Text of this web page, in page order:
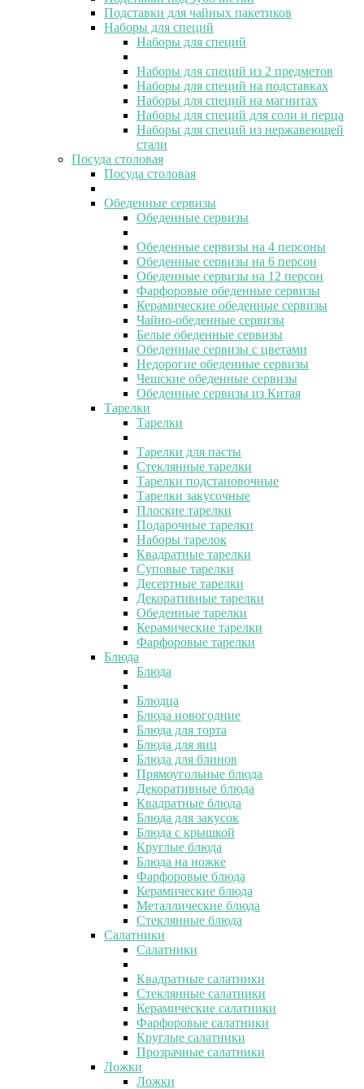
Подставки для чайных пакетиков
Наборы для специй
Наборы для специй
Наборы для специй из 2 предметов
Наборы для специй на подставках
Наборы для специй на магнитах
Наборы для специй для соли и перца
Наборы для специй из нержавеющей
стали
Посуда столовая
Посуда столовая
Обеденные сервизы
Обеденные сервизы
Обеденные сервизы на 4 персоны
Обеденные сервизы на 6 персон
Обеденные сервизы на 12 персон
Фарфоровые обеденные сервизы
Керамические обеденные сервизы
Чайно-обеденные сервизы
Белые обеденные сервизы
Обеденные сервизы с цветами
Недорогие обеденные сервизы
Чешские обеденные сервизы
Обеденные сервизы из Китая
Тарелки
Тарелки
Тарелки для пасты
Стеклянные тарелки
Тарелки подстановочные
Тарелки закусочные
Плоские тарелки
Подарочные тарелки
Наборы тарелок
Квадратные тарелки
Суповые тарелки
Десертные тарелки
Декоративные тарелки
Обеденные тарелки
Керамические тарелки
Фарфоровые тарелки
Блюда
Блюда
Блюдца
Блюда новогодние
Блюда для торта
Блюда для яиц
Блюда для блинов
Прямоугольные блюда
Декоративные блюда
Квадратные блюда
Блюда для закусок
Блюда с крышкой
Круглые блюда
Блюда на ножке
Фарфоровые блюда
Керамические блюда
Металлические блюда
Стеклянные блюда
Салатники
Салатники
Квадратные салатники
Стеклянные салатники
Керамические салатники
Фарфоровые салатники
Круглые салатники
Прозрачные салатники
Ложки
Ложки